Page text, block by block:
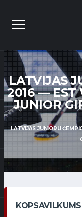
LATVIJAS
2016 — EST
JUNIOR
LATVIJAS JUNIORU
KOPSAVILKUMS